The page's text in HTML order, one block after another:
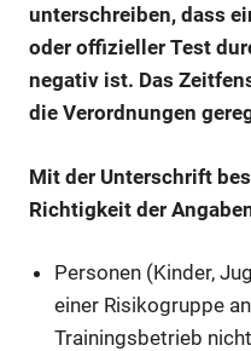
unterschreiben, dass
oder offizieller Test
negativ ist. Das
die Verordnungen
Mit der Unterschrift
Richtigkeit der
Personen (Kinder,
einer Risikogruppe
Trainingsbetrieb